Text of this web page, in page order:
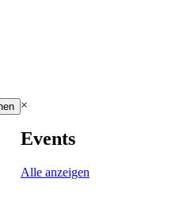
×
Events
Alle anzeigen